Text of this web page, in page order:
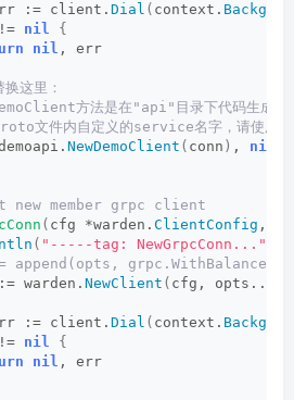
:= client.
Dial ( context.
nil
{
nil , err
这里：
方法是在"api"目录下代码生成的
文件内自定义的service名字，请使用正
NewDemoClient ( conn ) , nil
new member grpc client
( cfg *warden. ClientConfig ,
( "-----tag: NewGrpcConn..."
warden.
NewClient ( cfg, opts...
:= client.
Dial ( context.
nil
{
nil , err